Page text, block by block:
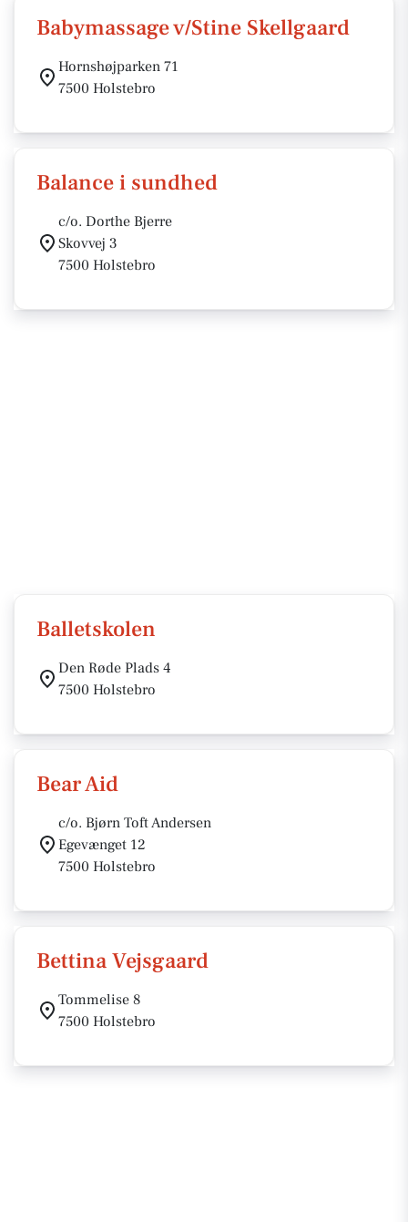
Babymassage v/Stine Skellgaard
Hornshøjparken 71
7500 Holstebro
Balance i sundhed
c/o. Dorthe Bjerre
Skovvej 3
7500 Holstebro
Balletskolen
Den Røde Plads 4
7500 Holstebro
Bear Aid
c/o. Bjørn Toft Andersen
Egevænget 12
7500 Holstebro
Bettina Vejsgaard
Tommelise 8
7500 Holstebro